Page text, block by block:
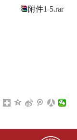
附件1-5.rar